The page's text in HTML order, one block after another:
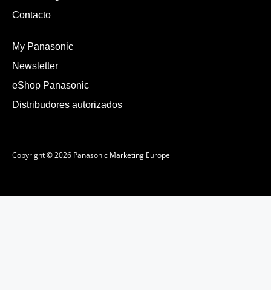
Contacto
My Panasonic
Newsletter
eShop Panasonic
Distribudores autorizados
Copyright © 2026 Panasonic Marketing Europe